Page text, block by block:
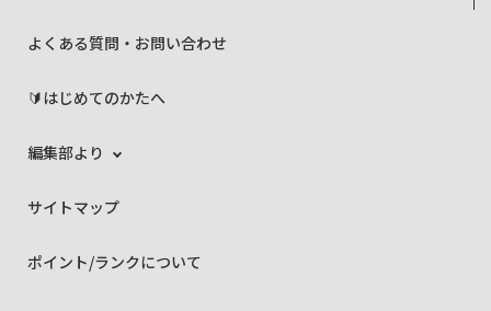
よくある質問・お問い合わせ
🔰はじめてのかたへ
編集部より
サイトマップ
ポイント/ランクについて